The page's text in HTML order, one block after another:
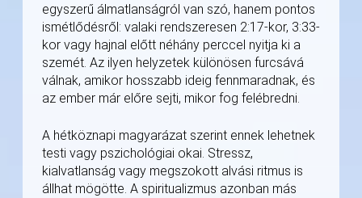
egyszerű álmatlanságról van szó, hanem pontos
ismétlődésről: valaki rendszeresen 2:17-kor, 3:33-
kor vagy hajnal előtt néhány perccel nyitja ki a
szemét. Az ilyen helyzetek különösen furcsává
válnak, amikor hosszabb ideig fennmaradnak, és
az ember már előre sejti, mikor fog felébredni.
A hétköznapi magyarázat szerint ennek lehetnek
testi vagy pszichológiai okai. Stressz,
kialvatlanság vagy megszokott alvási ritmus is
állhat mögötte. A spiritualizmus azonban más